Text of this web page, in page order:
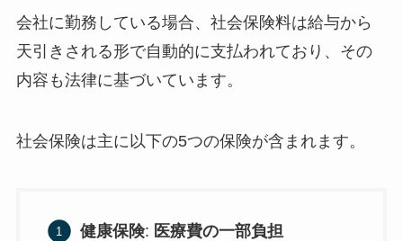
会社に勤務している場合、社会保険料は給与から
天引きされる形で自動的に支払われており、その
内容も法律に基づいています。
社会保険は主に以下の5つの保険が含まれます。
健康保険: 医療費の一部負担